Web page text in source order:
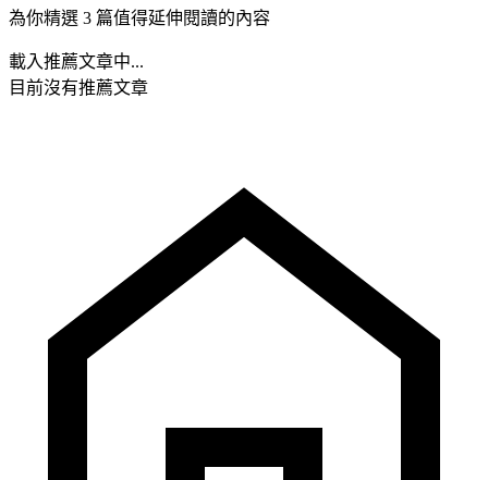
為你精選 3 篇值得延伸閱讀的內容
載入推薦文章中...
目前沒有推薦文章